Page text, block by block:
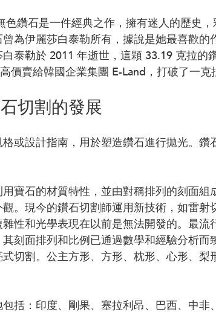
色鑽石是一件經典之作，擁有迷人的歷史，
為伊麗莎白泰勒所有，據說是她最喜歡
泰勒於 2011 年逝世，這顆 33.19 克拉的
價賣給韓國企業集團 E-Land，打破了一克
切割的發展
或設計指南，用於塑造鑽石進行拋光。鑽
寶石的材質特性，並由對稱排列的刻面
。現今的鑽石切割師運用新技術，如雷射
性和光學表現在以前是無法開發的。最流
刻面排列和比例已通過數學和經驗分析而
切割。公主方形、方形、枕形、心形、
括：印度、剛果、塞拉利昂、巴西、中